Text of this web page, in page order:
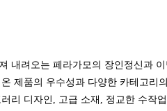
내려오는 페라가모의 장인정신과
제품의 우수성과 다양한 카테고리
리 디자인, 고급 소재, 정교한 수작